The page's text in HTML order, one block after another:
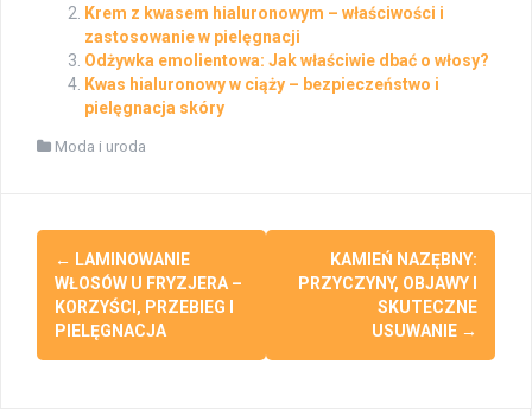
Krem z kwasem hialuronowym – właściwości i
zastosowanie w pielęgnacji
Odżywka emolientowa: Jak właściwie dbać o włosy?
Kwas hialuronowy w ciąży – bezpieczeństwo i
pielęgnacja skóry
Moda i uroda
Post
navigation
← LAMINOWANIE
WŁOSÓW U FRYZJERA –
KORZYŚCI, PRZEBIEG I
PIELĘGNACJA
KAMIEŃ NAZĘBNY:
PRZYCZYNY, OBJAWY I
SKUTECZNE
USUWANIE →